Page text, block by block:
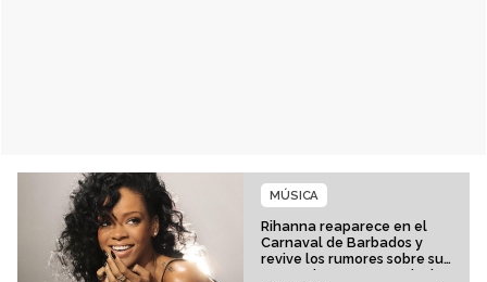
Rihanna reaparece en el
Carnaval de Barbados y
revive los rumores sobre su
esperado regreso musical
MÚSICA